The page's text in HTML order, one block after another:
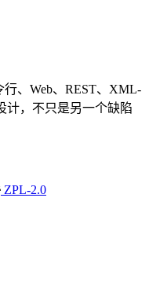
、Web、REST、XML-
计，不只是另一个缺陷
ZPL-2.0